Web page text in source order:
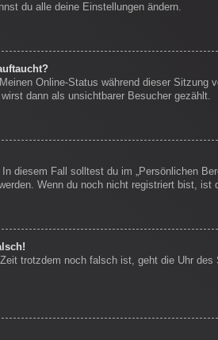
du alle deine Einstellungen ändern.
Online-Status während dieser Sitzung
dann als unsichtbarer Besucher gezählt.
diesem Fall solltest du im „Persönlichen
Wenn du noch nicht registriert bist, ist
trotzdem noch falsch ist, geht die Uhr